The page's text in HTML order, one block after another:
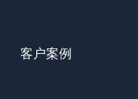
客户案例